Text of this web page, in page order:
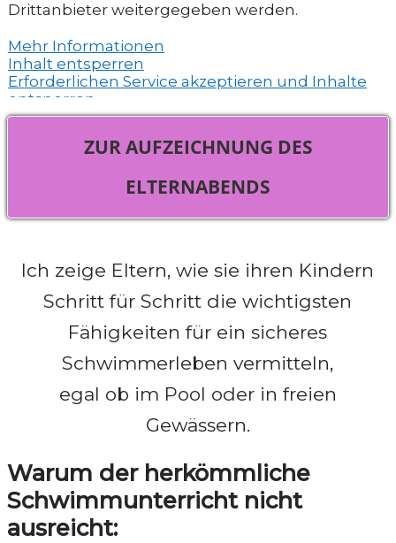
Drittanbieter weitergegeben werden.
Mehr Informationen
Inhalt entsperren
Erforderlichen Service akzeptieren und Inhalte
entsperren
ZUR AUFZEICHNUNG DES
ELTERNABENDS
Ich zeige Eltern, wie sie ihren Kindern
Schritt für Schritt die wichtigsten
Fähigkeiten für ein sicheres
Schwimmerleben vermitteln,
egal ob im Pool oder in freien
Gewässern.
Warum der herkömmliche
Schwimmunterricht nicht
ausreicht: